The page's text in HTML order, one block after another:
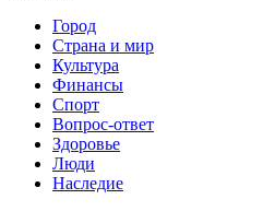
Город
Страна и мир
Культура
Финансы
Спорт
Вопрос-ответ
Здоровье
Люди
Наследие